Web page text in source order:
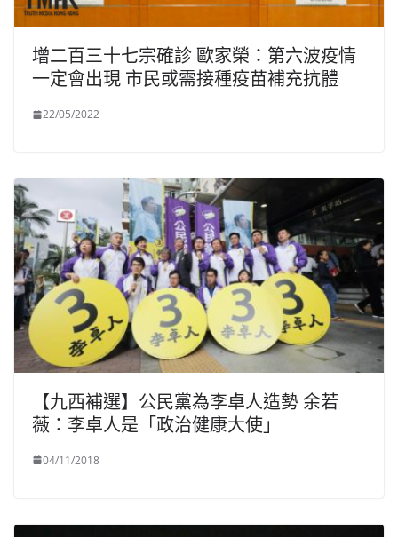
增二百三十七宗確診 歐家榮：第六波疫情
一定會出現 市民或需接種疫苗補充抗體
22/05/2022
【九西補選】公民黨為李卓人造勢 余若
薇：李卓人是「政治健康大使」
04/11/2018